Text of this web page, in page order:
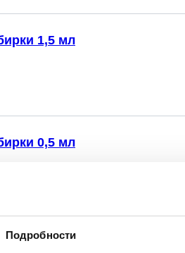
Подробности
1,5 мл
0,5 мл
микропробирок